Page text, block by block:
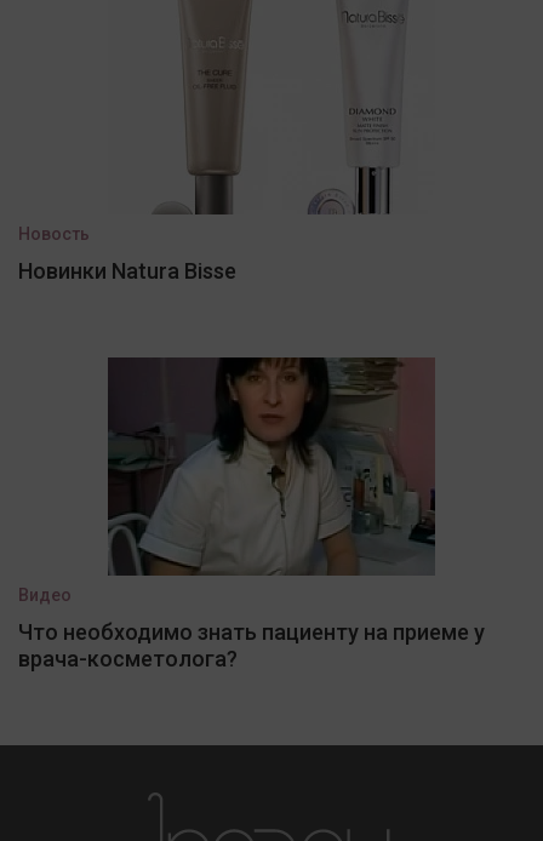
Новость
Новинки Natura Bisse
Видео
Что необходимо знать пациенту на приеме у
врача-косметолога?